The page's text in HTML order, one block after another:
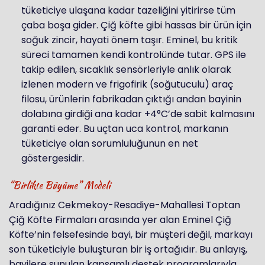
tüketiciye ulaşana kadar tazeliğini yitirirse tüm
çaba boşa gider. Çiğ köfte gibi hassas bir ürün için
soğuk zincir, hayati önem taşır. Eminel, bu kritik
süreci tamamen kendi kontrolünde tutar. GPS ile
takip edilen, sıcaklık sensörleriyle anlık olarak
izlenen modern ve frigofirik (soğutuculu) araç
filosu, ürünlerin fabrikadan çıktığı andan bayinin
dolabına girdiği ana kadar +4°C’de sabit kalmasını
garanti eder. Bu uçtan uca kontrol, markanın
tüketiciye olan sorumluluğunun en net
göstergesidir.
“Birlikte Büyüme” Modeli
Aradığınız Cekmekoy-Resadiye-Mahallesi Toptan
Çiğ Köfte Firmaları arasında yer alan Eminel Çiğ
Köfte’nin felsefesinde bayi, bir müşteri değil, markayı
son tüketiciyle buluşturan bir iş ortağıdır. Bu anlayış,